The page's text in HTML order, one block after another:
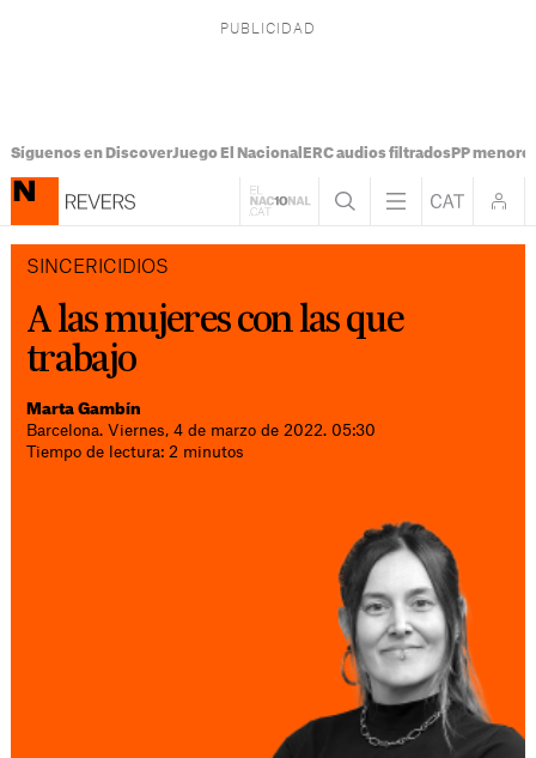
Síguenos en DiscoverJuego El Nacional ERC audios filtradosPP
SINCERICIDIOS
A las mujeres con las que
trabajo
Marta Gambín
Barcelona. Viernes, 4 de marzo de 2022. 05:30
Tiempo de lectura: 2 minutos